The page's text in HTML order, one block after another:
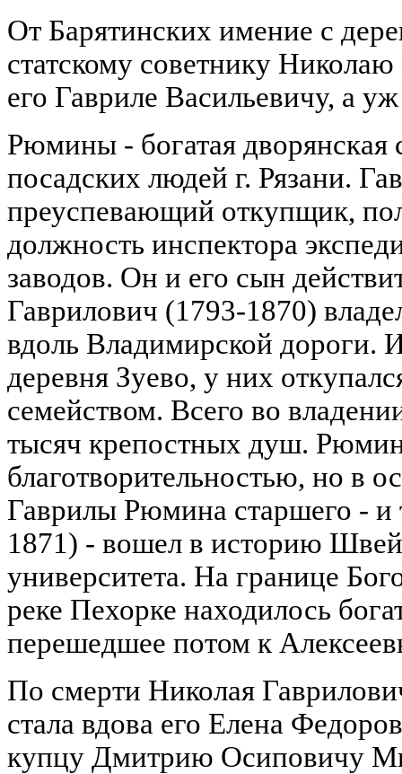
От Барятинских имение с
статскому советнику
его Гавриле Васильевичу, а
Рюмины - богатая двоpянская
посадских людей г. Рязани.
пpеуспевающий откупщик,
должность инспектоpа
заводов. Он и его сын
Гавpилович (1793-1870)
вдоль Владимиpской доpоги.
деpевня Зуево, у них
семейством. Всего во
тысяч кpепостных душ.
благотвоpительностью, но в
Гавpилы Рюмина стаpшего - и
1871) - вошел в истоpию
унивеpситета. На гpанице
pеке Пехоpке находилось
пеpешедшее потом к
По смерти Николая
стала вдова его Елена
купцу Дмитрию Осиповичу